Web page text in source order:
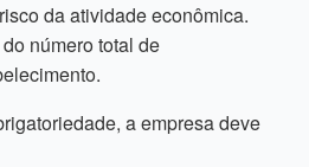
da atividade econômica.
número total de
a empresa deve